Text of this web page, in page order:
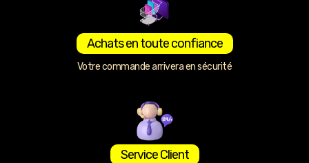
Achats en toute confiance
Votre commande arrivera en sécurité
Service Client